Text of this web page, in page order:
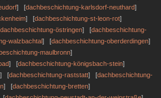
] [dachbeschichtung-karlsdorf-neuthard]
] [dachbeschichtung-st-leon-rot]
dachbeschichtung-östringen] [dachbeschichtung-
walzbachtal] [dachbeschichtung-oberderdingen]
maulbronn]
] [dachbeschichtung-königsbach-stein]
] [dachbeschichtung-raststatt] [dachbeschichtung-
] [dachbeschichtung-bretten]